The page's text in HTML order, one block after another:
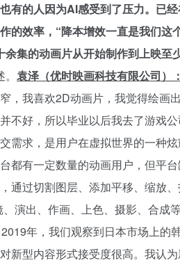
有的人因为AI感受到了压力。已
效率，“降本增效一直是我们
集的动画片从开始制作到上映
袁泽（优时映画科技有限公司）
，我喜欢2D动画片，我觉得绘
不好，所以毕业以后我去了游戏
需求，是用户在虚拟世界的一种
有一定数量的动画用户，但平
过切割图层、添加平移、缩放、
演出、作画、上色、摄影、合成
年，我们观察到日本市场上
型内容形式接受度很高。我认